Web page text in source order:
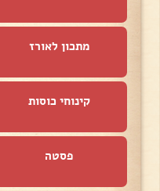
מתכון לאורז
קינוחי כוסות
פסטה